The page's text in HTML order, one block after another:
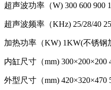
超声波功率（W) 300 600 900
超声波频率（KHz) 25/28/40
加热功率（KW) 1KW(不锈钢
内缸尺寸（mm) 300×200×200
外型尺寸（mm) 420×320×470